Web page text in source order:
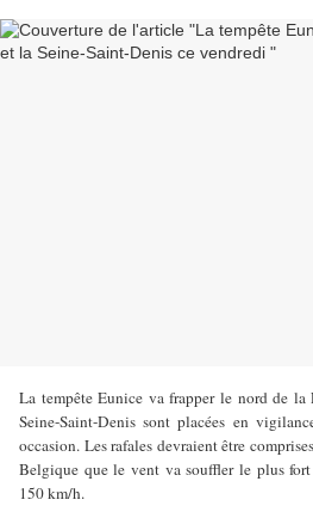
La tempête Eunice va frapper le nord de la
Seine-Saint-Denis sont placées en
occasion. Les rafales devraient être
Belgique que le vent va souffler le plus fort
150 km/h.